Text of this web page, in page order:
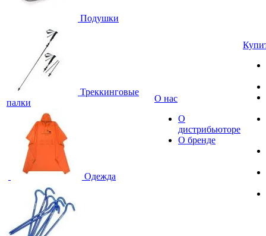
Подушки
Треккинговые
палки
Одежда
О нас
О
дистрибьюторе
О бренде